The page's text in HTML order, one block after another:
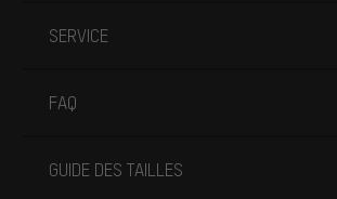
SERVICE
FAQ
GUIDE DES TAILLES